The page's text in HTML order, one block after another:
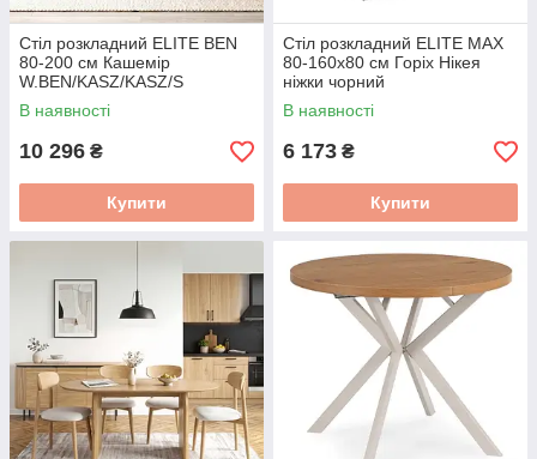
Стіл розкладний ELITE BEN
80-200 см Кашемір
W.BEN/KASZ/KASZ/S
В наявності
10 296 ₴
Купити
Стіл розкладний ELITE MAX
80-160х80 см Горіх Нікея
ніжки чорний
W.MAX/ONI/CZ/S
В наявності
6 173 ₴
Купити